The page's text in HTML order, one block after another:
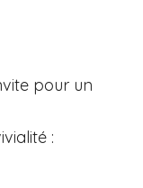
pour un
: